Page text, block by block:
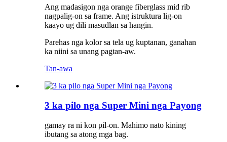
Ang madasigon nga orange fiberglass mid rib
nagpalig-on sa frame. Ang istruktura lig-on
kaayo ug dili masudlan sa hangin.
Parehas nga kolor sa tela ug kuptanan, ganahan
ka niini sa unang pagtan-aw.
Tan-awa
3 ka pilo nga Super Mini nga Payong
gamay ra ni kon pil-on. Mahimo nato kining
ibutang sa atong mga bag.